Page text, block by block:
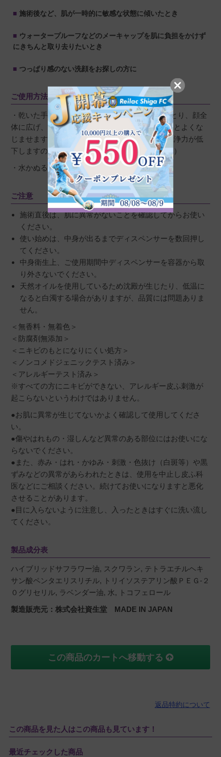
施術後など、肌が一時的に敏感な状態に傾いたとき
ウォータープルーフなどのメーキャップを肌に負担をかけず
にきちんと取り去りたいとき
つっぱり感のない洗顔をお探しの方に
ご使用方法
・乾いた手のひらにディスペンサー3回押し分をとり、顔全
体に広げ、らせんを描きながらメークなどの汚れとよくな
じませます。（手が濡れた状態で使用すると、洗浄力が低
下しますので、必ず乾いた手でご使用ください。）
・水かぬるま湯で十分洗い流します。
ご注意
施術直後は、肌に異常がないことを確認してからお使い
ください。
使い始めは、中身が出るまでディスペンサーを数回押し
てください。
中身衛生上、ご使用期間中ディスペンサーを容器から取
り外さないでください。
天然オイルを使用しているため沈殿が生じたり、低温に
なると白濁する場合がありますが、品質には問題ありま
せん。
＜無香料・無着色＞
＜防腐剤無添加＞
＜ニキビのもとになりにくい処方＞
＜ノンコメドジェニックテスト済み＞
＜アレルギーテスト済み＞
※すべての方にニキビができない、アレルギー皮ふ刺激が
起こらないというわけではありません。
●お肌に異常が生じてないかよく確認して使用してくださ
い。
●傷やはれもの・湿しんなど異常のある部位にはお使いにな
らないでください。
●また、赤み・はれ・かゆみ・刺激・色抜け（白斑等）や黒
ずみなどの異常があらわれたときは、使用を中止し皮ふ科
医などにご相談ください。続けてお使いになりますと悪化
させることがあります。
●目に入らないように注意し、入ったときはすぐに洗い流し
てください。
製品成分表
ハイブリッドサフラワー油, スクワラン, テトラエチルヘキ
サン酸ペンタエリスリチル, トリイソステアリン酸ＰＥＧ-２
０グリセリル, ラベンダー油, 水, トコフェロール
製造販売元：株式会社資生堂 MADE IN JAPAN
この商品のカートへ移動する
返品特約について
この商品を見た人はこの商品も見ています！
最近チェックした商品